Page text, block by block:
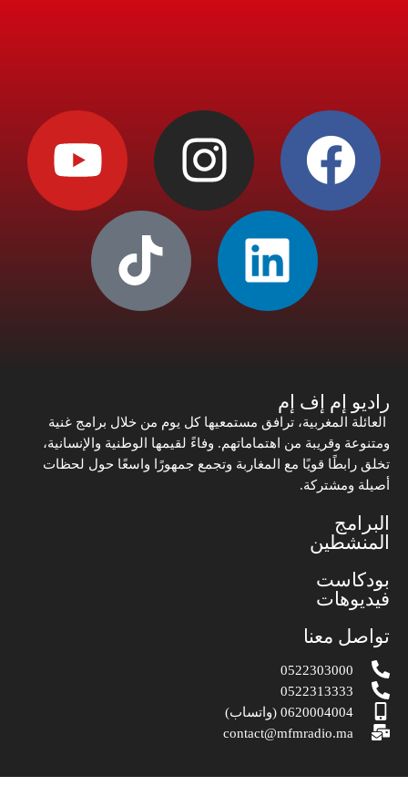
راديو إم إف إم
العائلة المغربية، ترافق مستمعيها كل يوم من خلال برامج غنية
ومتنوعة وقريبة من اهتماماتهم. وفاءً لقيمها الوطنية والإنسانية،
تخلق رابطًا قويًا مع المغاربة وتجمع جمهورًا واسعًا حول لحظات
أصيلة ومشتركة.
البرامج
المنشطين
بودكاست
فيديوهات
تواصل معنا
0522303000
0522313333
0620004004 (واتساب)
contact@mfmradio.ma